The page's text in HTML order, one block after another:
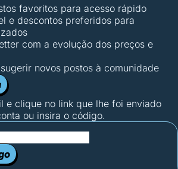
favoritos para acesso rápido
e descontos preferidos para
com a evolução dos preços e
novos postos à comunidade
e clique no link que lhe foi enviado
ou insira o código.